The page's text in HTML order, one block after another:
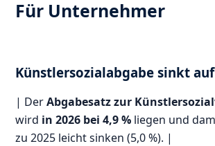
Für Unternehmer
Künstlersozialabgabe sinkt auf
| DerAbgabesatz zur
wird in 2026 bei 4,9 % liegen und
zu 2025 leicht sinken (5,0 %). |